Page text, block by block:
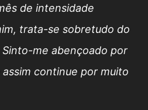
de intensidade
trata-se sobretudo do
me abençoado por
continue por muito